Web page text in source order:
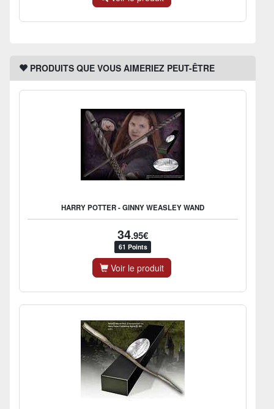
PRODUITS QUE VOUS AIMERIEZ PEUT-ÊTRE
HARRY POTTER - GINNY WEASLEY WAND
34.95€
61 Points
Voir le produit